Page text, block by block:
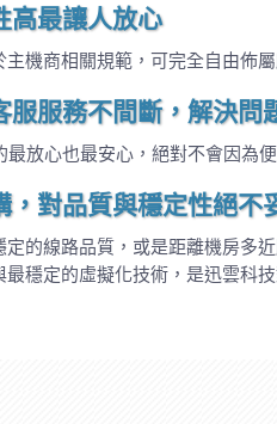
高最讓人放心
機商相關規範，可完全自由佈
服服務不間斷，解決問
放心也最安心，絕對不會因為
，對品質與穩定性絕不
的線路品質，或是距離機房多
穩定的虛擬化技術，是迅雲科